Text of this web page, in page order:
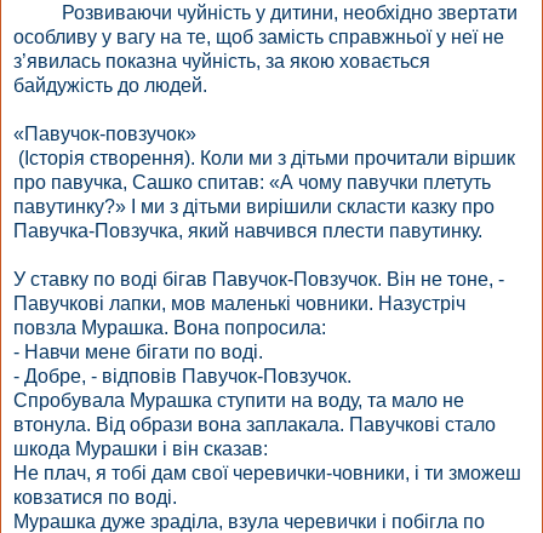
Розвиваючи чуйність у дитини, необхідно звертати
особливу у вагу на те, щоб замість справжньої у неї не
з’явилась показна чуйність, за якою ховається
байдужість до людей.
«Павучок-повзучок»
(Історія створення). Коли ми з дітьми прочитали віршик
про павучка, Сашко спитав: «А чому павучки плетуть
павутинку?» І ми з дітьми вирішили скласти казку про
Павучка-Повзучка, який навчився плести павутинку.
У ставку по воді бігав Павучок-Повзучок. Він не тоне, -
Павучкові лапки, мов маленькі човники. Назустріч
повзла Мурашка. Вона попросила:
- Навчи мене бігати по воді.
- Добре, - відповів Павучок-Повзучок.
Спробувала Мурашка ступити на воду, та мало не
втонула. Від образи вона заплакала. Павучкові стало
шкода Мурашки і він сказав:
Не плач, я тобі дам свої черевички-човники, і ти зможеш
ковзатися по воді.
Мурашка дуже зраділа, взула черевички і побігла по